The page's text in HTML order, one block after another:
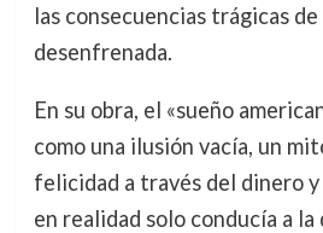
las consecuencias trágicas de
desenfrenada.
En su obra, el «sueño
como una ilusión vacía, un
felicidad a través del dinero
en realidad solo conducía a la